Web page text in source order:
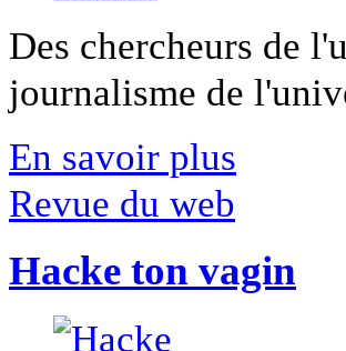
Des chercheurs de
journalisme de
En savoir plus
Revue du web
Hacke ton vagin